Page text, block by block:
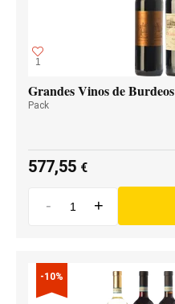
1
Grandes Vinos de Burdeos
Pack
577,55 €
- +
-10%